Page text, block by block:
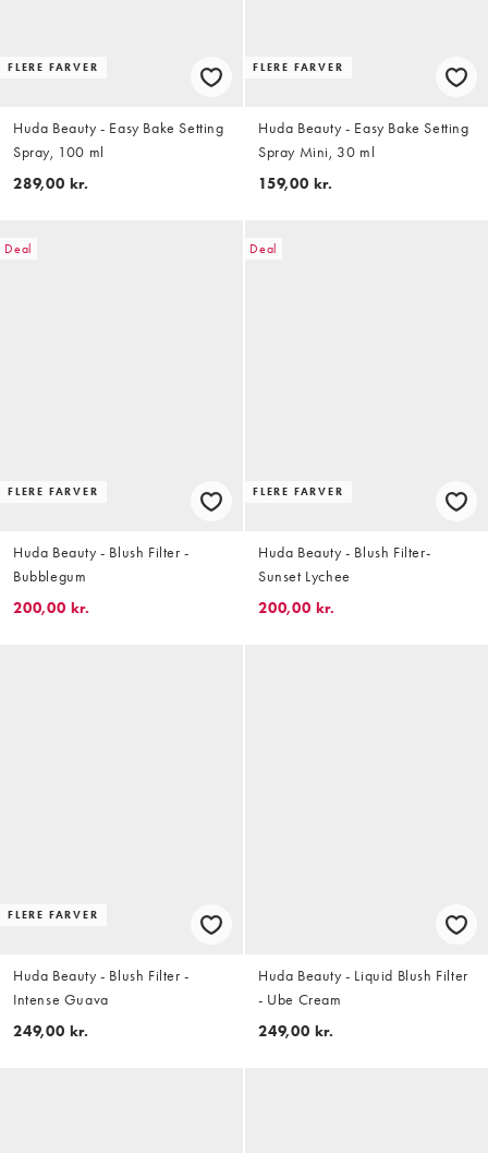
FLERE FARVER
Huda Beauty - Easy Bake Setting
Spray, 100 ml
289,00 kr.
FLERE FARVER
Huda Beauty - Easy Bake Setting
Spray Mini, 30 ml
159,00 kr.
Deal
FLERE FARVER
Huda Beauty - Blush Filter -
Bubblegum
200,00 kr.
Deal
FLERE FARVER
Huda Beauty - Blush Filter-
Sunset Lychee
200,00 kr.
FLERE FARVER
Huda Beauty - Blush Filter -
Intense Guava
249,00 kr.
Huda Beauty - Liquid Blush Filter
- Ube Cream
249,00 kr.